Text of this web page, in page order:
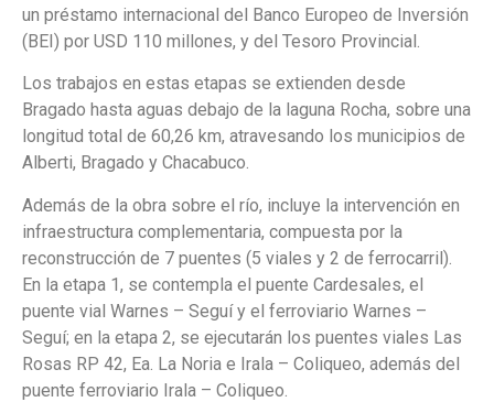
un préstamo internacional del Banco Europeo de Inversión
(BEI) por USD 110 millones, y del Tesoro Provincial.
Los trabajos en estas etapas se extienden desde
Bragado hasta aguas debajo de la laguna Rocha, sobre una
longitud total de 60,26 km, atravesando los municipios de
Alberti, Bragado y Chacabuco.
Además de la obra sobre el río, incluye la intervención en
infraestructura complementaria, compuesta por la
reconstrucción de 7 puentes (5 viales y 2 de ferrocarril).
En la etapa 1, se contempla el puente Cardesales, el
puente vial Warnes – Seguí y el ferroviario Warnes –
Seguí; en la etapa 2, se ejecutarán los puentes viales Las
Rosas RP 42, Ea. La Noria e Irala – Coliqueo, además del
puente ferroviario Irala – Coliqueo.